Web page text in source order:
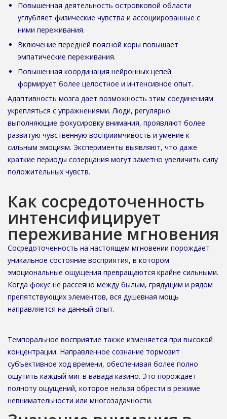
Повышенная деятельность островковой области
углубляет физические чувства и ассоциированные с
ними переживания.
Включение передней поясной коры повышает
эмпатические переживания.
Повышенная координация нейронных цепей
формирует более целостное и интенсивное опыт.
Адаптивность мозга дает возможность этим соединениям
укрепляться с упражнениями. Люди, регулярно
выполняющие фокусировку внимания, проявляют более
развитую чувственную восприимчивость и умение к
сильным эмоциям. Эксперименты выявляют, что даже
краткие периоды созерцания могут заметно увеличить силу
положительных чувств.
Как сосредоточенность
интенсифицирует
переживание мгновения
Сосредоточенность на настоящем мгновении порождает
уникальное состояние восприятия, в котором
эмоциональные ощущения превращаются крайне сильными.
Когда фокус не рассеяно между былым, грядущим и рядом
препятствующих элементов, вся душевная мощь
направляется на данный опыт.
Темпоральное восприятие также изменяется при высокой
концентрации. Направленное сознание тормозит
субъективное ход времени, обеспечивая более полно
ощутить каждый миг в вавада казино. Это порождает
полноту ощущений, которое нельзя обрести в режиме
невнимательности или многозадачности.